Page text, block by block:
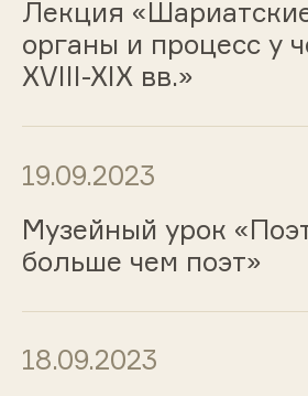
Лекция
органы и процесс у
XVIII-XIX вв.»
19.09.2023
Музейный урок
больше чем поэт»
18.09.2023